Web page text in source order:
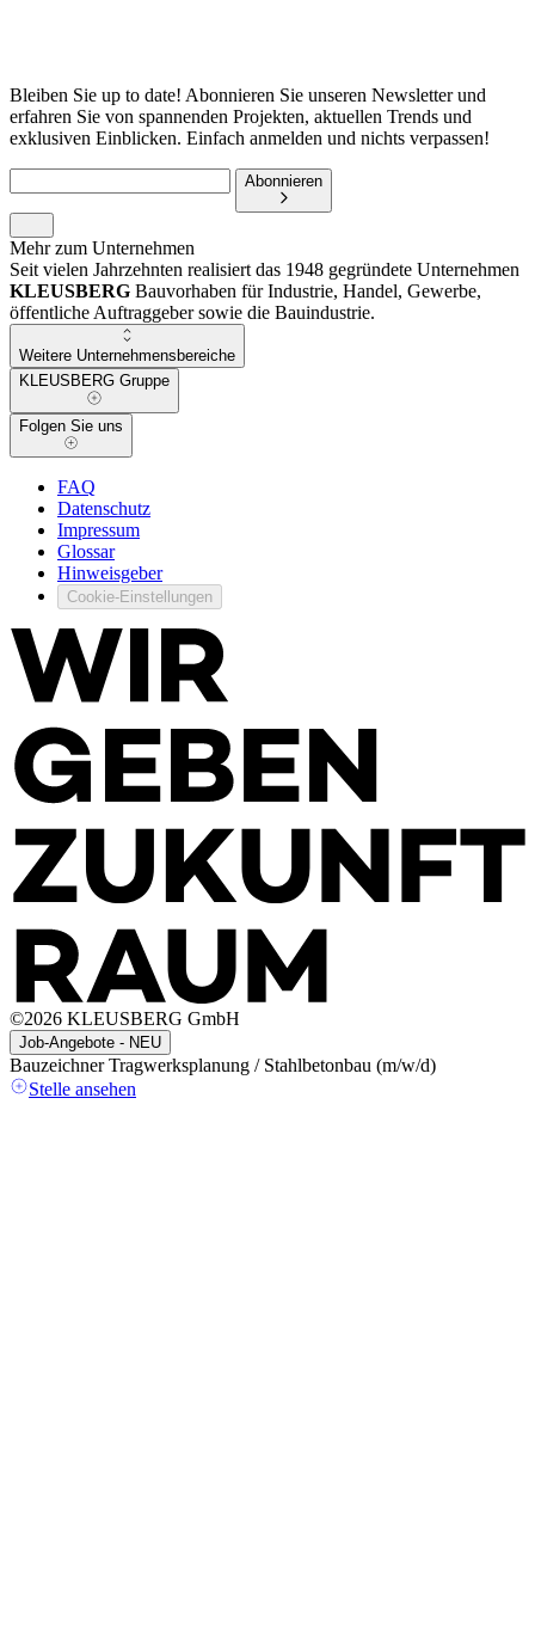
Bleiben Sie up to date! Abonnieren Sie unseren Newsletter und
erfahren Sie von spannenden Projekten, aktuellen Trends und
exklusiven Einblicken. Einfach anmelden und nichts verpassen!
Abonnieren
Mehr zum Unternehmen
Seit vielen Jahrzehnten realisiert das 1948 gegründete Unternehmen
KLEUSBERG Bauvorhaben für Industrie, Handel, Gewerbe,
öffentliche Auftraggeber sowie die Bauindustrie.
Weitere Unternehmensbereiche
KLEUSBERG Gruppe
Folgen Sie uns
FAQ
Datenschutz
Impressum
Glossar
Hinweisgeber
Cookie-Einstellungen
©2026 KLEUSBERG GmbH
Job-Angebote - NEU
Bauzeichner Tragwerksplanung / Stahlbetonbau (m/w/d)
Stelle ansehen